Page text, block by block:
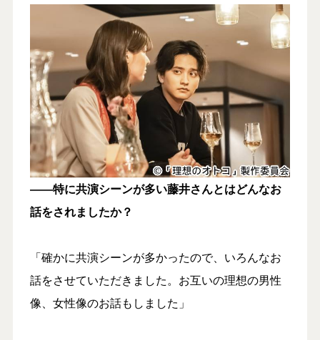
――特に共演シーンが多い藤井さんとはどんなお
話をされましたか？
「確かに共演シーンが多かったので、いろんなお
話をさせていただきました。お互いの理想の男性
像、女性像のお話もしました」